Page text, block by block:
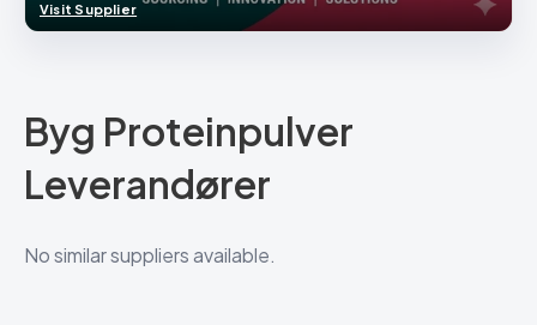
Visit Supplier
Byg Proteinpulver
Leverandører
No similar suppliers available.